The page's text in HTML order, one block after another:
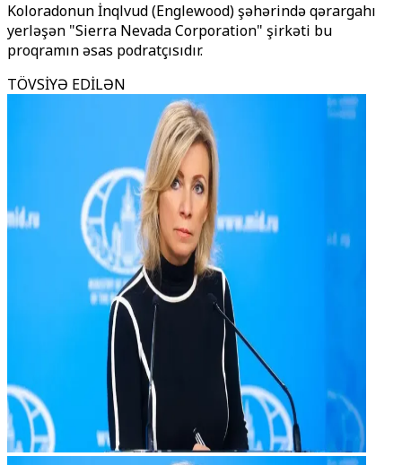
Koloradonun İnqlvud (Englewood) şəhərində qərargahı
yerləşən "Sierra Nevada Corporation" şirkəti bu
proqramın əsas podratçısıdır.
TÖVSİYƏ EDİLƏN